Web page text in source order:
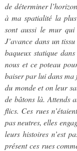
de déterminer
à ma spatialité la
sont aussi le mur qui
J’avance dans un
baqueux statique
nous et ce poteau
baiser par lui dans ma
du monde et on leur
de bâtons là. Attends
flics. Ces rues
pas neutres, elles
leurs histoires n’est
présent ces rues